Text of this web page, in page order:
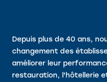
Depuis plus de 40 ans,
changement des
améliorer leur
restauration, l'hôtellerie